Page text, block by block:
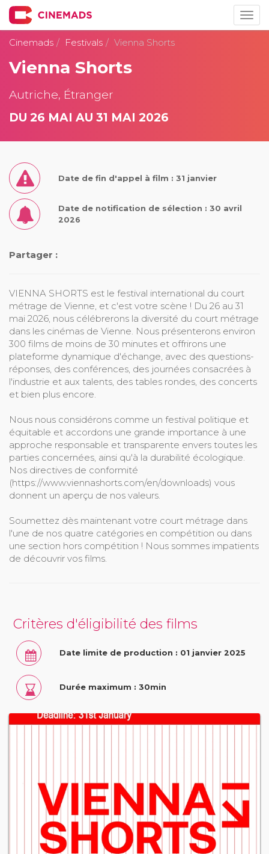
Cinemads
Festivals Vienna Shorts
Vienna Shorts
Autriche, Étranger
DU 26 MAI AU 31 MAI 2026
Date de fin d'appel à film : 31 janvier
Date de notification de sélection : 30 avril
2026
Partager :
VIENNA SHORTS est le festival international du court
métrage de Vienne, et c'est votre scène ! Du 26 au 31
mai 2026, nous célébrerons la diversité du court métrage
dans les cinémas de Vienne. Nous présenterons environ
300 films de moins de 30 minutes et offrirons une
plateforme dynamique d'échange, avec des questions-
réponses, des conférences, des journées consacrées à
l'industrie et aux talents, des tables rondes, des concerts
et bien plus encore.
Nous nous considérons comme un festival politique et
équitable et accordons une grande importance à une
approche responsable et transparente envers toutes les
parties concernées, ainsi qu'à la durabilité écologique.
Nos directives de conformité
(https://www.viennashorts.com/en/downloads) vous
donnent un aperçu de nos valeurs.
Soumettez dès maintenant votre court métrage dans
l'une de nos quatre catégories en compétition ou dans
une section hors compétition ! Nous sommes impatients
de découvrir vos films.
Critères d'éligibilité des films
Date limite de production : 01 janvier 2025
Durée maximum : 30min